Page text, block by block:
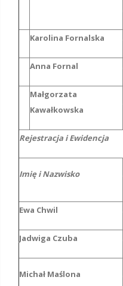
Karolina Fornalska
Anna Fornal
Małgorzata
Kawałkowska
Rejestracja i Ewidencja
Imię i Nazwisko
Ewa Chwil
Jadwiga Czuba
Michał Maślona